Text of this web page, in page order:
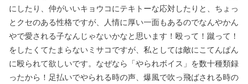
にしたり、仲がいいキョウコにテキトーな応対したりと、ちょっ
とクセのある性格ですが、人情に厚い一面もあるのでなんやかん
やで愛される子なんじゃないかなと思います！殴って！蹴って！
をしたくてたまらないミサコですが、私としては敵にこてんぱん
に殴られて欲しいです。なぜなら「やられボイス」を数十種類録
ったから！足払いでやられる時の声、爆風で吹っ飛ばされる時の